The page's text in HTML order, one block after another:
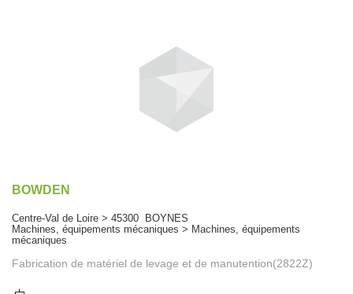
BOWDEN
Centre-Val de Loire > 45300 BOYNES
Machines, équipements mécaniques > Machines, équipements
mécaniques
Fabrication de matériel de levage et de manutention(2822Z)